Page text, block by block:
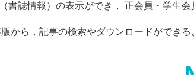
書誌情報）の表示ができ， 正会員・学生
から，記事の検索やダウンロードができる